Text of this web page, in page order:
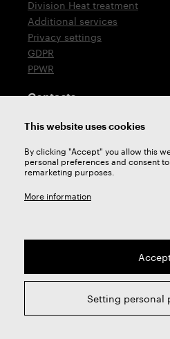
Division Heat treatment
Additional services
Privacy settings
GDPR
PPWR
Contacts
T: +420 576 777 510
Technical support
2026 © ZPS-FN a.s. |
webdesign by
This website uses cookies
By clicking "Accept" you allow this
personal preferences and consent
remarketing purposes.
More information
Setting personal